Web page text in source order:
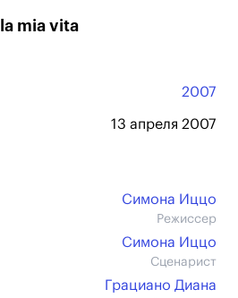
mia vita
2007
13 апреля 2007
Симона Иццо
Режиссер
Симона Иццо
Сценарист
Грациано Диана